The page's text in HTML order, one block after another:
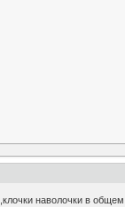
наволочки в